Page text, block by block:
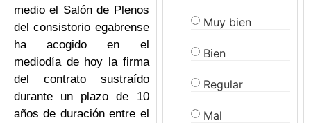
medio el Salón de Plenos
del consistorio egabrense
ha acogido en el
mediodía de hoy la firma
del contrato sustraído
durante un plazo de 10
años de duración entre el
Muy bien
Bien
Regular
Mal